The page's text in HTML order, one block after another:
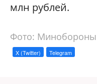
млн рублей.
Фото: Минобороны
X (Twitter) Telegram